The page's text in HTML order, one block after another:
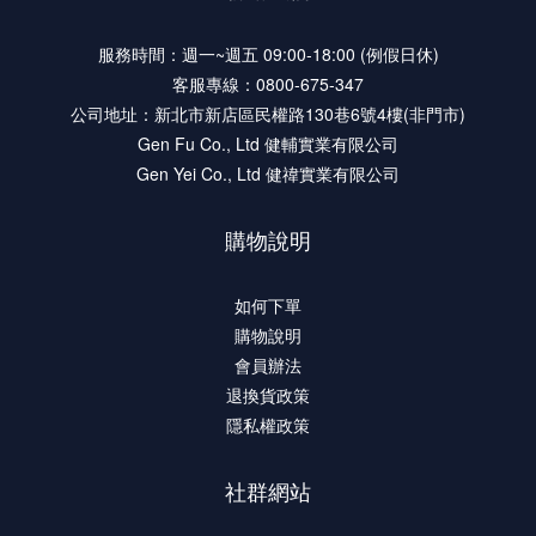
服務時間：週一~週五 09:00-18:00 (例假日休)
客服專線：0800-675-347
公司地址：新北市新店區民權路130巷6號4樓(非門市)
Gen Fu Co., Ltd 健輔實業有限公司
Gen Yei Co., Ltd 健禕實業有限公司
購物說明
如何下單
購物說明
會員辦法
退換貨政策
隱私權政策
社群網站